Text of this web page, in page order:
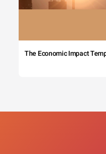
The Economic Impact